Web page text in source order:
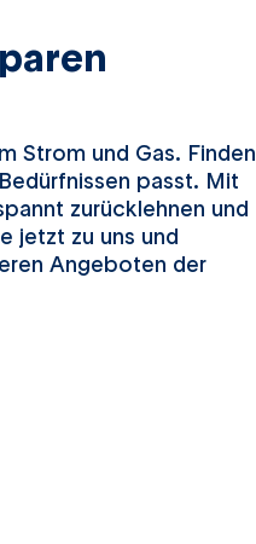
Strom und Gas. Finden
passt. Mit
zurücklehnen und
jetzt zu uns und
Angeboten der